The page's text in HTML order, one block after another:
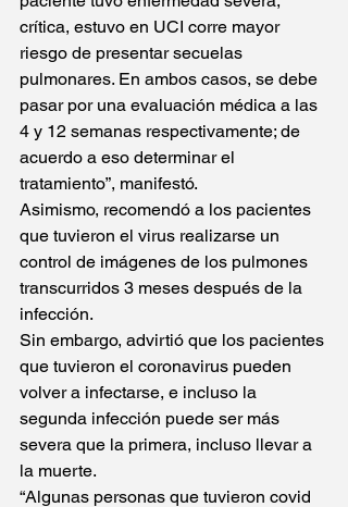
crítica, estuvo en UCI corre mayor
riesgo de presentar secuelas
pulmonares. En ambos casos, se debe
pasar por una evaluación médica a las
4 y 12 semanas respectivamente; de
acuerdo a eso determinar el
tratamiento”, manifestó.
Asimismo, recomendó a los pacientes
que tuvieron el virus realizarse un
control de imágenes de los pulmones
transcurridos 3 meses después de la
infección.
Sin embargo, advirtió que los pacientes
que tuvieron el coronavirus pueden
volver a infectarse, e incluso la
segunda infección puede ser más
severa que la primera, incluso llevar a
la muerte.
“Algunas personas que tuvieron covid